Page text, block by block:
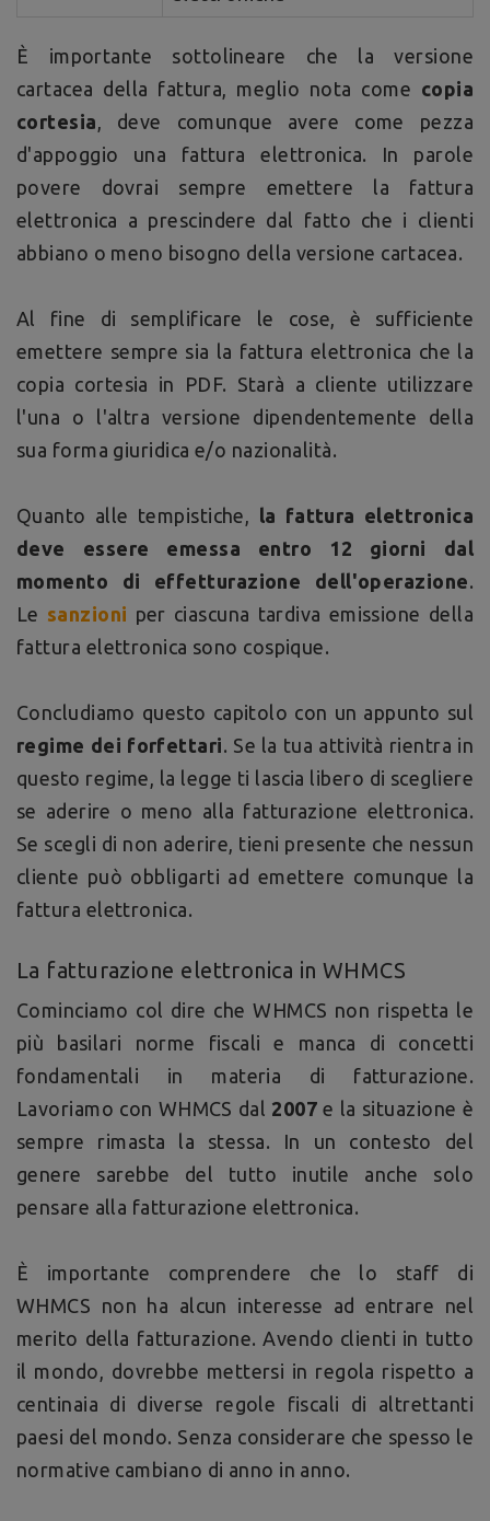
È importante sottolineare che la versione
cartacea della fattura, meglio nota come copia
cortesia, deve comunque avere come pezza
d'appoggio una fattura elettronica. In parole
povere dovrai sempre emettere la fattura
elettronica a prescindere dal fatto che i clienti
abbiano o meno bisogno della versione cartacea.
Al fine di semplificare le cose, è sufficiente
emettere sempre sia la fattura elettronica che la
copia cortesia in PDF. Starà a cliente utilizzare
l'una o l'altra versione dipendentemente della
sua forma giuridica e/o nazionalità.
Quanto alle tempistiche, la fattura elettronica
deve essere emessa entro 12 giorni dal
momento di effetturazione dell'operazione.
Le sanzioni per ciascuna tardiva emissione della
fattura elettronica sono cospique.
Concludiamo questo capitolo con un appunto sul
regime dei forfettari. Se la tua attività rientra in
questo regime, la legge ti lascia libero di scegliere
se aderire o meno alla fatturazione elettronica.
Se scegli di non aderire, tieni presente che nessun
cliente può obbligarti ad emettere comunque la
fattura elettronica.
La fatturazione elettronica in WHMCS
Cominciamo col dire che WHMCS non rispetta le
più basilari norme fiscali e manca di concetti
fondamentali in materia di fatturazione.
Lavoriamo con WHMCS dal 2007 e la situazione è
sempre rimasta la stessa. In un contesto del
genere sarebbe del tutto inutile anche solo
pensare alla fatturazione elettronica.
È importante comprendere che lo staff di
WHMCS non ha alcun interesse ad entrare nel
merito della fatturazione. Avendo clienti in tutto
il mondo, dovrebbe mettersi in regola rispetto a
centinaia di diverse regole fiscali di altrettanti
paesi del mondo. Senza considerare che spesso le
normative cambiano di anno in anno.